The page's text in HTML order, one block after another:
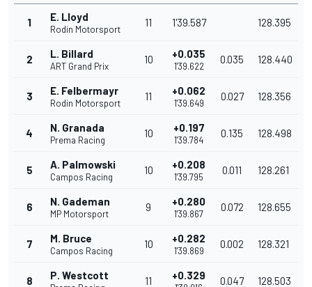
1 E. Lloyd
Rodin Motorsport
11 1'39.587 128.395
2 L. Billard
ART Grand Prix
10 +0.035
1'39.622
0.035 128.440
3 E. Felbermayr
Rodin Motorsport
11 +0.062
1'39.649
0.027 128.356
4 N. Granada
Prema Racing
10 +0.197
1'39.784
0.135 128.498
5 A. Palmowski
Campos Racing
10 +0.208
1'39.795
0.011 128.261
6 N. Gademan
MP Motorsport
9 +0.280
1'39.867
0.072 128.655
7 M. Bruce
Campos Racing
10 +0.282
1'39.869
0.002 128.321
8 P. Westcott 11 +0.329 0.047 128.503